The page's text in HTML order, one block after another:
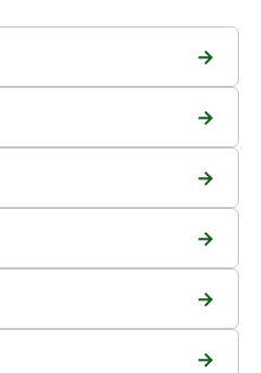
→
→
→
→
→
→